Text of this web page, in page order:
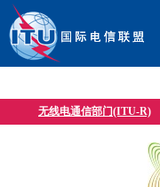
无线电通信部门(ITU-R)